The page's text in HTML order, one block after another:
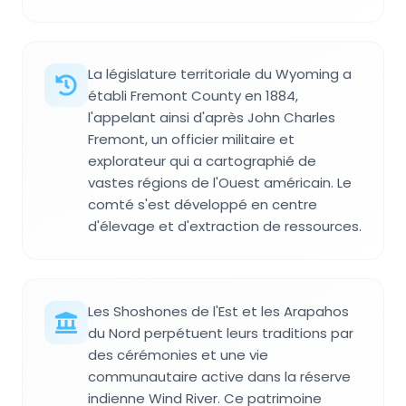
La législature territoriale du Wyoming a
établi Fremont County en 1884,
l'appelant ainsi d'après John Charles
Fremont, un officier militaire et
explorateur qui a cartographié de
vastes régions de l'Ouest américain. Le
comté s'est développé en centre
d'élevage et d'extraction de ressources.
Les Shoshones de l'Est et les Arapahos
du Nord perpétuent leurs traditions par
des cérémonies et une vie
communautaire active dans la réserve
indienne Wind River. Ce patrimoine